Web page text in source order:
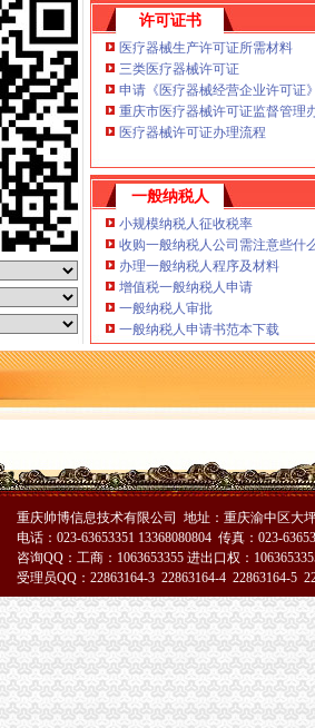
庆列表网
需要那些手续-淮安市地方税务局-淮网-
是否缴纳印花税？-高顿网校
阿拉善吧】_百度贴吧
证的材料和步骤-爱喇叭网
营业执照和卫生许可证还有税务登记证吗
产暨关联交易报告书摘要_四川路桥（
证？番禺分公司注册代理_番禺公司注册_
-滚动热点-21CN.COM
手术室用吊塔_中国招标网_重庆市招标
坝代办三峡广场营业执照所需要的资料-重
券募集说明书（第三期）（面向合格投
展服务中心涵购2014[020号]教普仪器
检验科实验家具、供应室家具竞争谈判采
遗失税务登记证对企业经营影响大--镇江上
关申报办理税务登记。
_小说下载
济论坛_论坛_天涯社区
动》高考在即,考生好办否?
法人员被殴昏_中国经济网——国家经
（以下简称居业公司）因与被申请人新安
人员被殴昏_新闻_腾讯网
许可证书
医疗器械生产许可证所需材料
三类医疗器械许可证
申请《医疗器械经营企业许可证
重庆市医疗器械许可证监督管理
医疗器械许可证办理流程
一般纳税人
小规模纳税人征收税率
收购一般纳税人公司需注意些什
办理一般纳税人程序及材料
增值税一般纳税人申请
一般纳税人审批
一般纳税人申请书范本下载
重庆帅博信息技术有限公司 地址：重庆渝中区大
电话：023-63653351 13368080804 传真：023-
咨询QQ：工商：1063653355 进出口权：
受理员QQ：22863164-3 22863164-4 22863164-5